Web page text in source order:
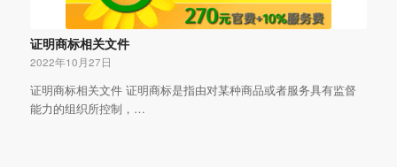
证明商标相关文件
2022年10月27日
证明商标相关文件 证明商标是指由对某种商品或者服务具有监督
能力的组织所控制，…